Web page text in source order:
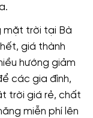
mặt trời tại Bà
giá thành
hướng giảm
các gia đình,
trời giá rẻ, chất
miễn phí lên